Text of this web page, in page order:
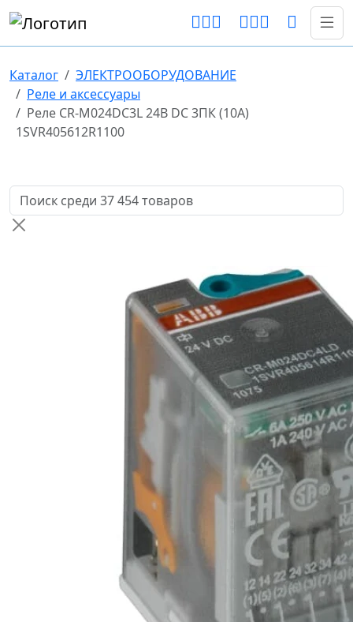
Каталог
ЭЛЕКТРООБОРУДОВАНИЕ
Реле и аксессуары
Реле CR-M024DC3L 24B DC 3ПК (10A)
1SVR405612R1100
Поиск товаров по названию или артикулу